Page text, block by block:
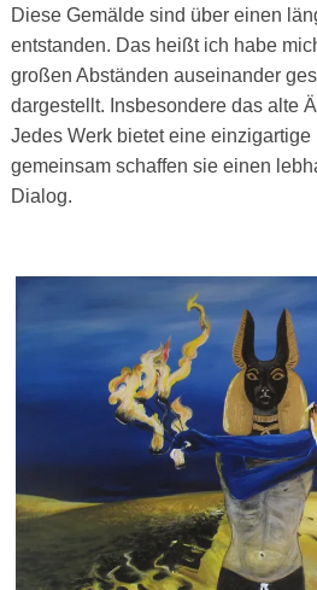
Diese Gemälde sind über einen
entstanden. Das heißt ich habe
großen Abständen auseinander
dargestellt. Insbesondere das alte
Jedes Werk bietet eine einzigartige
gemeinsam schaffen sie einen
Dialog.